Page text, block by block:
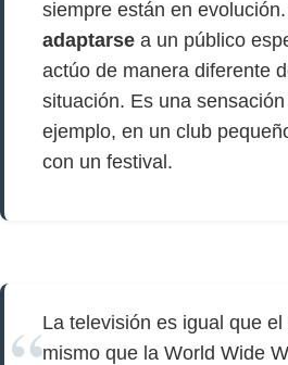
siempre están en
adaptarse a un público
actúo de manera diferente
situación. Es una
ejemplo, en un club
con un festival.
La televisión es igual que
mismo que la World Wide